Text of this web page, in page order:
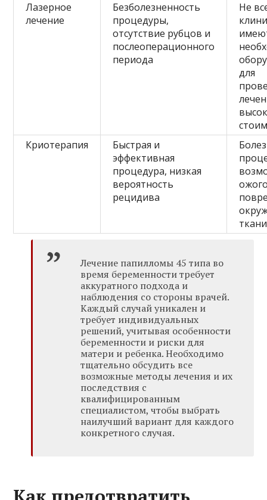
Лазерное
лечение
Безболезненность
процедуры,
отсутствие рубцов и
послеоперационного
периода
Не
для
Криотерапия
Быстрая и
эффективная
процедура, низкая
вероятность
рецидива
ткани
Лечение папилломы 45 типа во
время беременности требует
аккуратного подхода и
наблюдения со стороны врачей.
Каждый случай уникален и
требует индивидуальных
решений, учитывая особенности
беременности и риски для
матери и ребенка. Необходимо
тщательно обсудить все
возможные методы лечения и их
последствия с
квалифицированным
специалистом, чтобы выбрать
наилучший вариант для каждого
конкретного случая.